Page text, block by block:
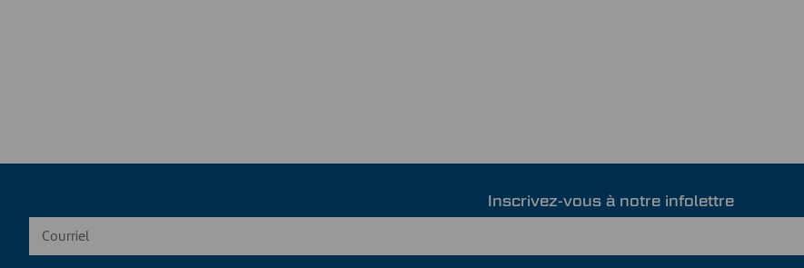
Inscrivez-vous à notre infolettre